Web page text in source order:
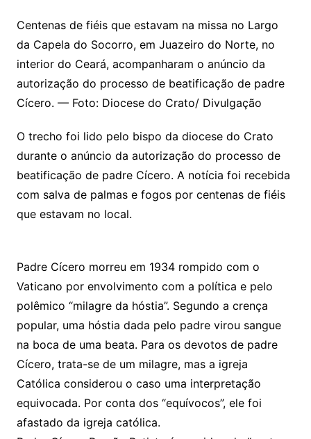
Centenas de fiéis que estavam na missa no Largo
da Capela do Socorro, em Juazeiro do Norte, no
interior do Ceará, acompanharam o anúncio da
autorização do processo de beatificação de padre
Cícero. — Foto: Diocese do Crato/ Divulgação
O trecho foi lido pelo bispo da diocese do Crato
durante o anúncio da autorização do processo de
beatificação de padre Cícero. A notícia foi recebida
com salva de palmas e fogos por centenas de fiéis
que estavam no local.
Padre Cícero morreu em 1934 rompido com o
Vaticano por envolvimento com a política e pelo
polêmico “milagre da hóstia”. Segundo a crença
popular, uma hóstia dada pelo padre virou sangue
na boca de uma beata. Para os devotos de padre
Cícero, trata-se de um milagre, mas a igreja
Católica considerou o caso uma interpretação
equivocada. Por conta dos “equívocos”, ele foi
afastado da igreja católica.